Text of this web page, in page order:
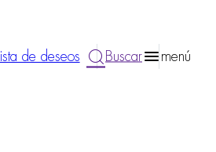
lista de deseos Buscar menú